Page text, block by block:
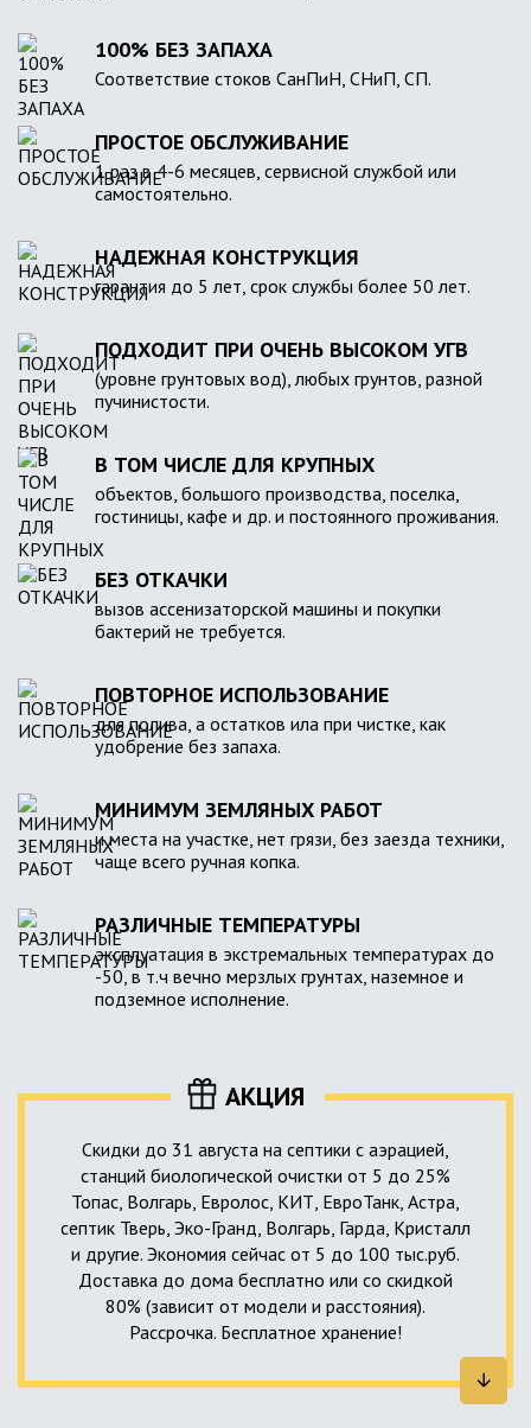
100% БЕЗ ЗАПАХА
Соответствие стоков СанПиН, СНиП, СП.
ПРОСТОЕ ОБСЛУЖИВАНИЕ
1 раз в 4-6 месяцев, сервисной службой или
самостоятельно.
НАДЕЖНАЯ КОНСТРУКЦИЯ
гарантия до 5 лет, срок службы более 50 лет.
ПОДХОДИТ ПРИ ОЧЕНЬ ВЫСОКОМ УГВ
(уровне грунтовых вод), любых грунтов, разной
пучинистости.
В ТОМ ЧИСЛЕ ДЛЯ КРУПНЫХ
объектов, большого производства, поселка,
гостиницы, кафе и др. и постоянного проживания.
БЕЗ ОТКАЧКИ
вызов ассенизаторской машины и покупки
бактерий не требуется.
ПОВТОРНОЕ ИСПОЛЬЗОВАНИЕ
для полива, а остатков ила при чистке, как
удобрение без запаха.
МИНИМУМ ЗЕМЛЯНЫХ РАБОТ
и места на участке, нет грязи, без заезда техники,
чаще всего ручная копка.
РАЗЛИЧНЫЕ ТЕМПЕРАТУРЫ
эксплуатация в экстремальных температурах до
-50, в т.ч вечно мерзлых грунтах, наземное и
подземное исполнение.
АКЦИЯ
Скидки до 31 августа на септики с аэрацией,
станций биологической очистки от 5 до 25%
Топас, Волгарь, Евролос, КИТ, ЕвроТанк, Астра,
септик Тверь, Эко-Гранд, Волгарь, Гарда, Кристалл
и другие. Экономия сейчас от 5 до 100 тыс.руб.
Доставка до дома бесплатно или со скидкой
80% (зависит от модели и расстояния).
Рассрочка. Бесплатное хранение!